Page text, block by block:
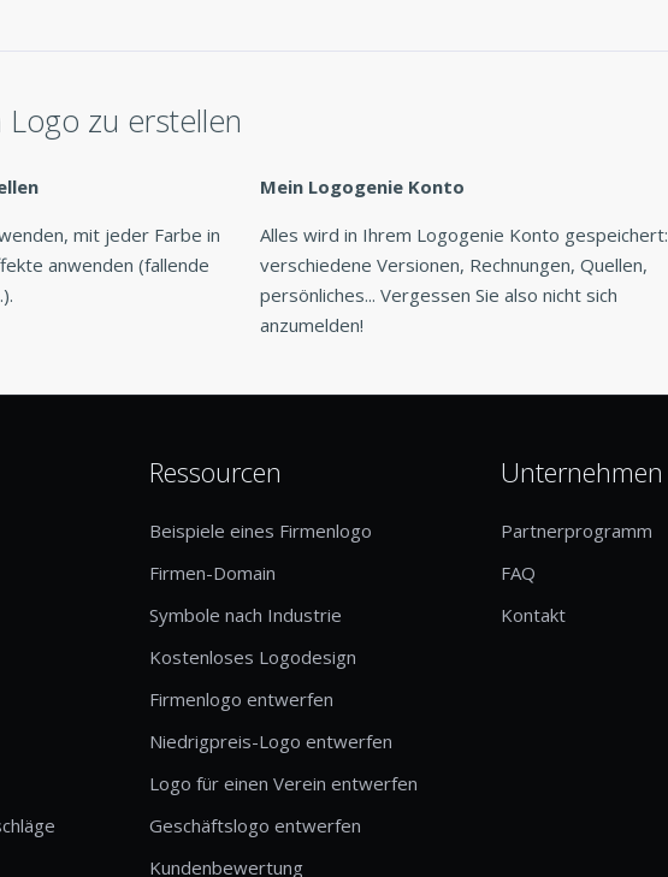
Logo zu erstellen
mit jeder Farbe in
anwenden (fallende
Mein Logogenie Konto
Alles wird in Ihrem Logogenie Konto gespeichert:
verschiedene Versionen, Rechnungen, Quellen,
persönliches... Vergessen Sie also nicht sich
anzumelden!
Ressourcen
Beispiele eines Firmenlogo
Firmen-Domain
Symbole nach Industrie
Kostenloses Logodesign
Firmenlogo entwerfen
Niedrigpreis-Logo entwerfen
Logo für einen Verein entwerfen
Geschäftslogo entwerfen
Kundenbewertung
Unternehmen
Partnerprogramm
FAQ
Kontakt